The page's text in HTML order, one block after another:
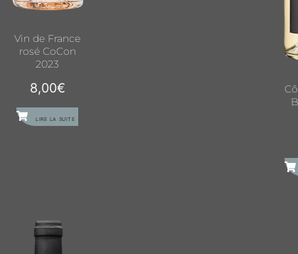
Vin de France
rosé CoCon
2023
8,00€
LIRE LA SUITE